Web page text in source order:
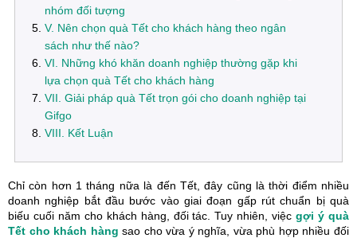
nhóm đối tượng
V. Nên chọn quà Tết cho khách hàng theo ngân
sách như thế nào?
VI. Những khó khăn doanh nghiệp thường gặp khi
lựa chọn quà Tết cho khách hàng
VII. Giải pháp quà Tết trọn gói cho doanh nghiệp tại
Gifgo
VIII. Kết Luận
Chỉ còn hơn 1 tháng nữa là đến Tết, đây cũng là thời điểm nhiều
doanh nghiệp bắt đầu bước vào giai đoạn gấp rút chuẩn bị quà
biếu cuối năm cho khách hàng, đối tác. Tuy nhiên, việcgợi ý quà
Tết cho khách hàng sao cho vừa ý nghĩa, vừa phù hợp nhiều đối